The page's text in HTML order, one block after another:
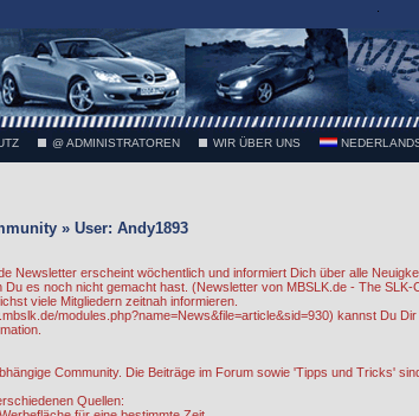
@ ADMINISTRATOREN WIR ÜBER UNS
» User: Andy1893
Newsletter erscheint wöchentlich und informiert Dich über alle
Du es noch nicht gemacht hast. (Newsletter von MBSLK.de - The SLK-
viele Mitgliedern zeitnah informieren.
modules.php?name=News&file=article&sid=930) kannst Du
Community. Die Beiträge im Forum sowie 'Tipps und Tricks'
Quellen: